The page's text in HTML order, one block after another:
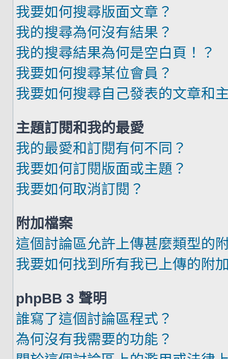
我要如何搜尋版面文章？
我的搜尋為何沒有結果？
我的搜尋結果為何是空白頁！？
我要如何搜尋某位會員？
我要如何搜尋自己發表的文章和
主題訂閱和我的最愛
我的最愛和訂閱有何不同？
我要如何訂閱版面或主題？
我要如何取消訂閱？
附加檔案
這個討論區允許上傳甚麼類型的
我要如何找到所有我已上傳的附
phpBB 3 聲明
誰寫了這個討論區程式？
為何沒有我需要的功能？